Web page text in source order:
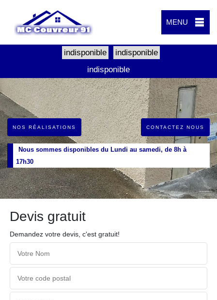
MENU
indisponible
indisponible
indisponible
NOS RÉALISATIONS CONTACTEZ NOUS
Nous sommes disponibles du Lundi au samedi, de 8h à
17h30
Devis gratuit
Demandez votre devis, c'est gratuit!